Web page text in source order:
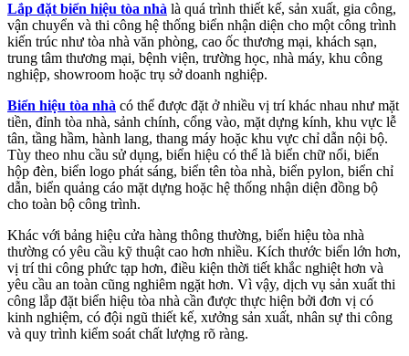
Lắp đặt biển hiệu tòa nhà là quá trình thiết kế, sản xuất, gia công,
vận chuyển và thi công hệ thống biển nhận diện cho một công trình
kiến trúc như tòa nhà văn phòng, cao ốc thương mại, khách sạn,
trung tâm thương mại, bệnh viện, trường học, nhà máy, khu công
nghiệp, showroom hoặc trụ sở doanh nghiệp.
Biển hiệu tòa nhà có thể được đặt ở nhiều vị trí khác nhau như mặt
tiền, đỉnh tòa nhà, sảnh chính, cổng vào, mặt dựng kính, khu vực lễ
tân, tầng hầm, hành lang, thang máy hoặc khu vực chỉ dẫn nội bộ.
Tùy theo nhu cầu sử dụng, biển hiệu có thể là biển chữ nổi, biển
hộp đèn, biển logo phát sáng, biển tên tòa nhà, biển pylon, biển chỉ
dẫn, biển quảng cáo mặt dựng hoặc hệ thống nhận diện đồng bộ
cho toàn bộ công trình.
Khác với bảng hiệu cửa hàng thông thường, biển hiệu tòa nhà
thường có yêu cầu kỹ thuật cao hơn nhiều. Kích thước biển lớn hơn,
vị trí thi công phức tạp hơn, điều kiện thời tiết khắc nghiệt hơn và
yêu cầu an toàn cũng nghiêm ngặt hơn. Vì vậy, dịch vụ sản xuất thi
công lắp đặt biển hiệu tòa nhà cần được thực hiện bởi đơn vị có
kinh nghiệm, có đội ngũ thiết kế, xưởng sản xuất, nhân sự thi công
và quy trình kiểm soát chất lượng rõ ràng.